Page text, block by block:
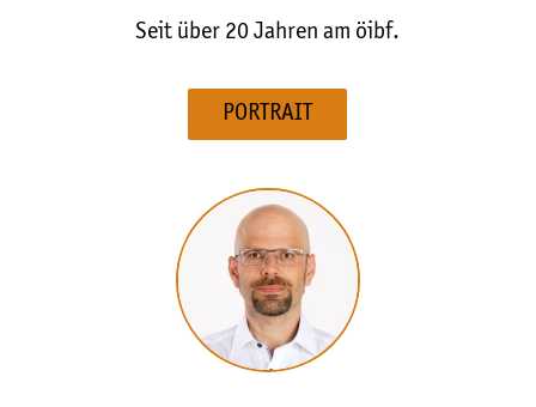
Seit über 20 Jahren am öibf.
PORTRAIT